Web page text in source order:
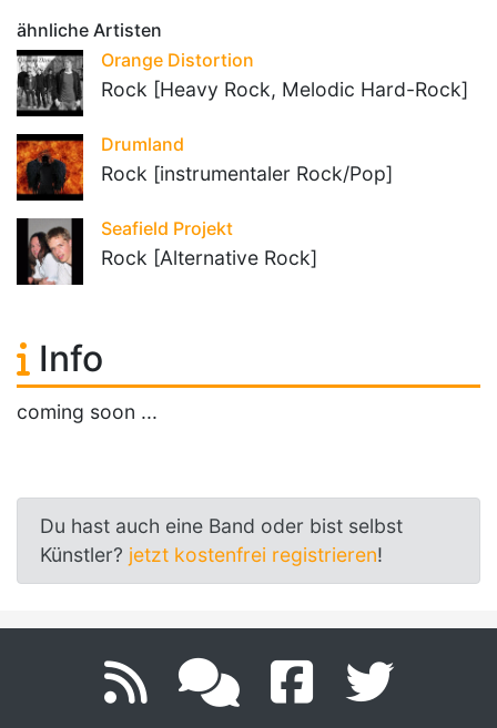
ähnliche Artisten
Orange Distortion
Rock [Heavy Rock, Melodic Hard-Rock]
Drumland
Rock [instrumentaler Rock/Pop]
Seafield Projekt
Rock [Alternative Rock]
Info
coming soon ...
Du hast auch eine Band oder bist selbst
Künstler? jetzt kostenfrei registrieren!